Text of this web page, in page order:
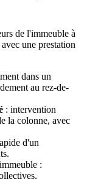
de l'immeuble à
une prestation
dans un
au rez-de-
: intervention
la colonne, avec
d'un
: